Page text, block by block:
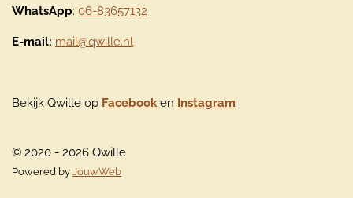
WhatsApp: 06-83657132
E-mail: mail@qwille.nl
Bekijk Qwille op Facebook en Instagram
© 2020 - 2026 Qwille
Powered by JouwWeb